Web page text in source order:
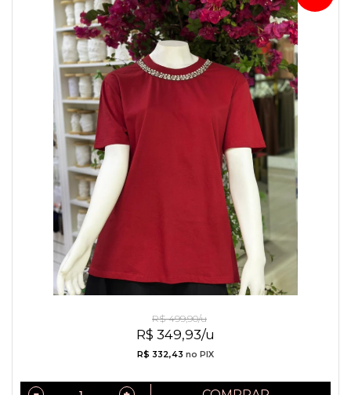
R$ 349,93/u
R$ 499,90/u
R$ 332,43 no PIX